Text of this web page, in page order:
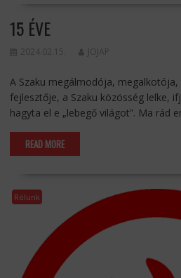
15 ÉVE
2024.02.15. JOJAP
A Szaku megálmodója,
fejlesztője, a Szaku közösség lelke,
hagyta el e „lebegő világot”. Ma rád
READ MORE
Rólunk